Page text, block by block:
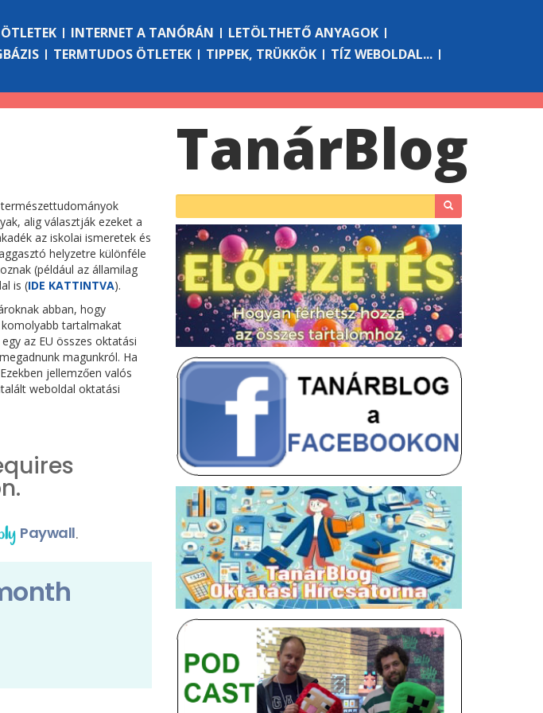
INTERNET A TANÓRÁN
LETÖLTHETŐ ANYAGOK
TERMTUDOS ÖTLETEK TIPPEK, TRÜKKÖK
TÍZ WEBOLDAL...
alig választják ezeket a
az iskolai ismeretek és
helyzetre különféle
(például az államilag
is (IDE KATTINTVA).
abban, hogy
tartalmakat
az EU összes oktatási
magunkról. Ha
jellemzően valós
weboldal oktatási
TanárBlog